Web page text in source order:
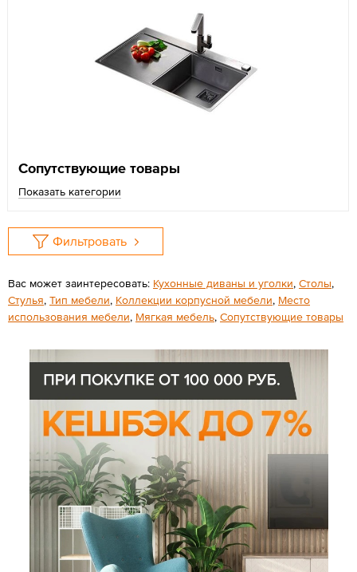
Сопутствующие товары
Показать категории
Фильтровать
Вас может заинтересовать: Кухонные диваны и уголки, Столы,
Стулья, Тип мебели, Коллекции корпусной мебели, Место
использования мебели, Мягкая мебель, Сопутствующие товары